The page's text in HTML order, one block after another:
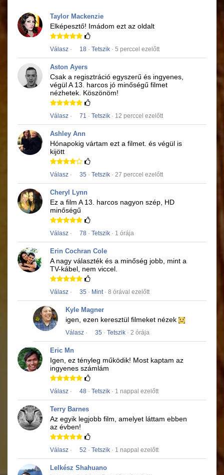
Taylor Mackenzie
Elképesztő! Imádom ezt az oldalt
Válasz · 18 · Tetszik · 5 perccel ezelőtt
Aston Ayers
Csak a regisztráció egyszerű és ingyenes,
végülA 13. harcos jó minőségű filmet
nézhetek. Köszönöm!
Válasz · 71 · Tetszik · 12 perccel ezelőtt
Ashley Ann
Hónapokig vártam ezt a filmet. és végül is
kijött
Válasz · 35 · Tetszik · 27 perccel ezelőtt
Cheryl Lynn
Ez a film A 13. harcos nagyon szép, HD
minőségű
Válasz · 78 · Tetszik · 1 órája
Erin Cochran Cole
A nagy választék és a minőség jobb, mint a
TV-kábel, nem viccel.
Válasz · 35 · Mint· 8 órával ezelőtt
Kyle Magner
igen, ezen keresztül filmeket nézek
Válasz · 35 · Tetszik · 2 órája
Eric Mn
Igen, ez tényleg működik! Most kaptam az
ingyenes számlám
Válasz · 48 · Tetszik · 1 nappal ezelőtt
Terry Barnes
Az egyik legjobb film, amelyet láttam ebben
az évben!
Válasz · 52 · Tetszik · 1 nappal ezelőtt
Lelkész Shahuano